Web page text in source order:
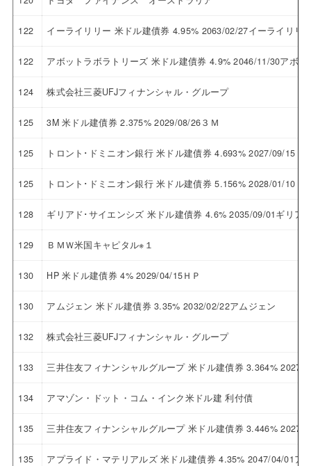
122 イーライリリー 米ドル建債券 4.95% 2063/02/27イーライリリ
122 アボットラボラトリーズ 米ドル建債券 4.9% 2046/11/30アボ
124 株式会社三菱UFJフィナンシャル・グループ
125 3M 米ドル建債券 2.375% 2029/08/26３Ｍ
125 トロント･ドミニオン銀行 米ドル建債券 4.693% 2027/09/15ト
125 トロント･ドミニオン銀行 米ドル建債券 5.156% 2028/01/10ト
128 ギリアド･サイエンシズ 米ドル建債券 4.6% 2035/09/01ギリア
129 ＢＭＷ米国キャピタル※１
130 HP 米ドル建債券 4% 2029/04/15ＨＰ
130 アムジェン 米ドル建債券 3.35% 2032/02/22アムジェン
132 株式会社三菱UFJフィナンシャル・グループ
133 三井住友フィナンシャルグループ 米ドル建債券 3.364% 2027/
134 アマゾン・ドット・コム・インク米ドル建 利付債
135 三井住友フィナンシャルグループ 米ドル建債券 3.446% 2027/
135 アプライド・マテリアルズ 米ドル建債券 4.35% 2047/04/01ア